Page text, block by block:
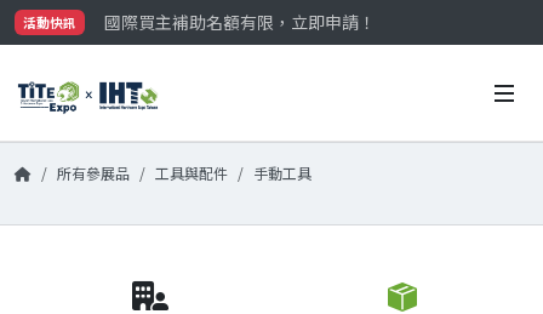
活動快訊
國際買主補助名額有限，立即申請！
參觀門票開放申請中‼️
國際買主補助名額有限，立即申請！
所有參展品 工具與配件 手動工具